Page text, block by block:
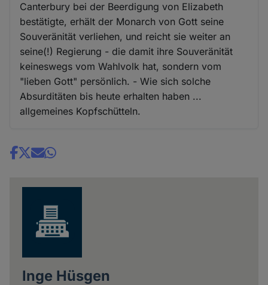
Canterbury bei der Beerdigung von Elizabeth
bestätigte, erhält der Monarch von Gott seine
Souveränität verliehen, und reicht sie weiter an
seine(!) Regierung - die damit ihre Souveränität
keineswegs vom Wahlvolk hat, sondern vom
"lieben Gott" persönlich. - Wie sich solche
Absurditäten bis heute erhalten haben ...
allgemeines Kopfschütteln.
Share
Inge Hüsgen